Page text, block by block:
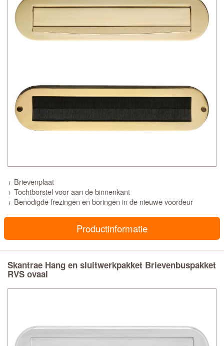
+ Brievenplaat
+ Tochtborstel voor aan de binnenkant
+ Benodigde frezingen en boringen in de nieuwe voordeur
Productinformatie
Skantrae Hang en sluitwerkpakket Brievenbuspakket
RVS ovaal